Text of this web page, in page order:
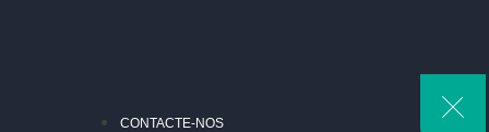
CONTACTE-NOS